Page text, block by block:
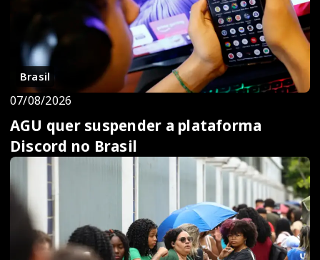
Brasil
07/08/2026
AGU quer suspender a plataforma
Discord no Brasil